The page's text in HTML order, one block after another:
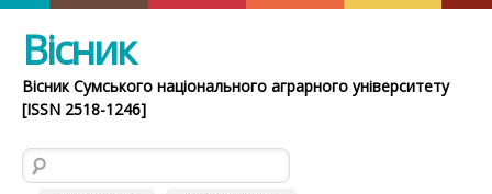
Вісник
Вісник Сумського національного аграрного університету
[ISSN 2518-1246]
Пошук: